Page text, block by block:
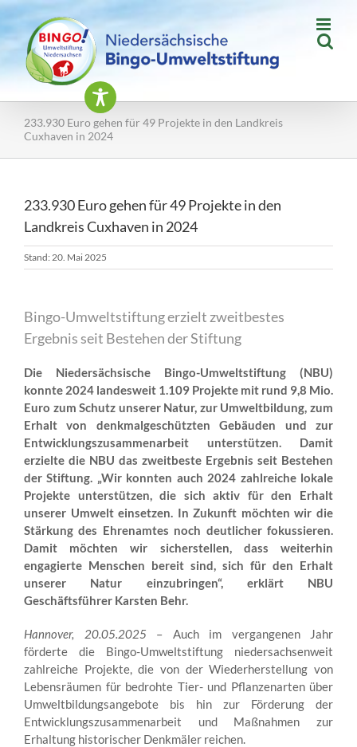
Zum
springen
233.930 Euro gehen für 49 Projekte in den Landkreis
Cuxhaven in 2024
233.930 Euro gehen für 49 Projekte in den
Landkreis Cuxhaven in 2024
Stand: 20. Mai 2025
Bingo-Umweltstiftung erzielt zweitbestes
Ergebnis seit Bestehen der Stiftung
Die Niedersächsische Bingo-Umweltstiftung (NBU)
konnte 2024 landesweit 1.109 Projekte mit rund 9,8 Mio.
Euro zum Schutz unserer Natur, zur Umweltbildung, zum
Erhalt von denkmalgeschützten Gebäuden und zur
Entwicklungszusammenarbeit unterstützen. Damit
erzielte die NBU das zweitbeste Ergebnis seit Bestehen
der Stiftung. „Wir konnten auch 2024 zahlreiche lokale
Projekte unterstützen, die sich aktiv für den Erhalt
unserer Umwelt einsetzen. In Zukunft möchten wir die
Stärkung des Ehrenamtes noch deutlicher fokussieren.
Damit möchten wir sicherstellen, dass weiterhin
engagierte Menschen bereit sind, sich für den Erhalt
unserer Natur einzubringen“, erklärt NBU
Geschäftsführer Karsten Behr.
Hannover, 20.05.2025 – Auch im vergangenen Jahr
förderte die Bingo-Umweltstiftung niedersachsenweit
zahlreiche Projekte, die von der Wiederherstellung von
Lebensräumen für bedrohte Tier- und Pflanzenarten über
Umweltbildungsangebote bis hin zur Förderung der
Entwicklungszusammenarbeit und Maßnahmen zur
Erhaltung historischer Denkmäler reichen.